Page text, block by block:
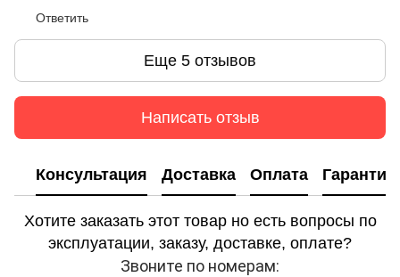
Ответить
Еще 5 отзывов
Написать отзыв
Консультация Доставка Оплата Гарантия
Хотите заказать этот товар но есть вопросы по
эксплуатации, заказу, доставке, оплате?
Звоните по номерам: